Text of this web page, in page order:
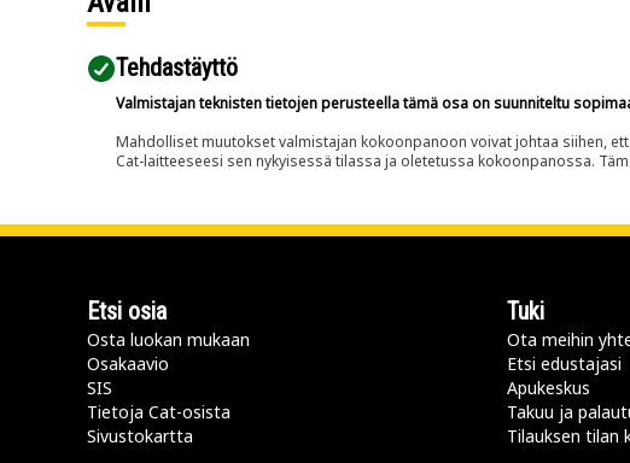
Tehdastäyttö
Valmistajan teknisten tietojen perusteella tämä osa on suunniteltu
Mahdolliset muutokset valmistajan kokoonpanoon voivat johtaa siihen,
Cat-laitteeseesi sen nykyisessä tilassa ja oletetussa kokoonpanossa.
Etsi osia
Osta luokan mukaan
Osakaavio
SIS
Tietoja Cat-osista
Sivustokartta
Tuki
Ota meihin
Etsi edustajasi
Apukeskus
Takuu ja
Tilauksen tilan